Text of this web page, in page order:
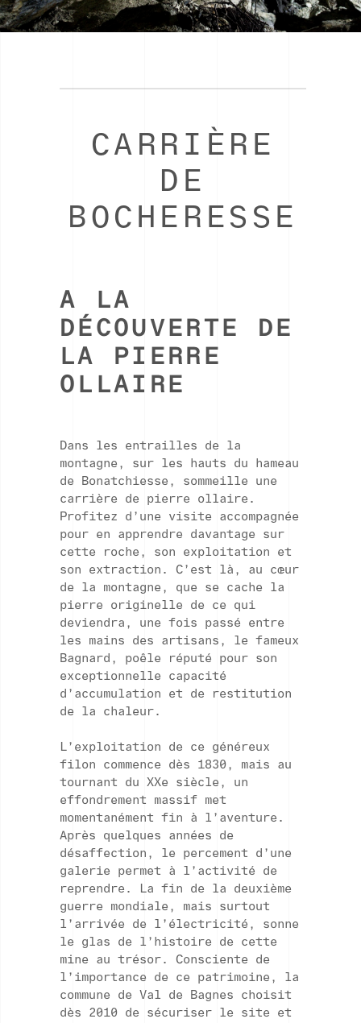
CARRIÈRE
DE
BOCHERESSE
A LA
DÉCOUVERTE DE
LA PIERRE
OLLAIRE
Dans les entrailles de la
montagne, sur les hauts du hameau
de Bonatchiesse, sommeille une
carrière de pierre ollaire.
Profitez d’une visite accompagnée
pour en apprendre davantage sur
cette roche, son exploitation et
son extraction. C’est là, au cœur
de la montagne, que se cache la
pierre originelle de ce qui
deviendra, une fois passé entre
les mains des artisans, le fameux
Bagnard, poêle réputé pour son
exceptionnelle capacité
d’accumulation et de restitution
de la chaleur.
L’exploitation de ce généreux
filon commence dès 1830, mais au
tournant du XXe siècle, un
effondrement massif met
momentanément fin à l’aventure.
Après quelques années de
désaffection, le percement d’une
galerie permet à l’activité de
reprendre. La fin de la deuxième
guerre mondiale, mais surtout
l’arrivée de l’électricité, sonne
le glas de l’histoire de cette
mine au trésor. Consciente de
l’importance de ce patrimoine, la
commune de Val de Bagnes choisit
dès 2010 de sécuriser le site et